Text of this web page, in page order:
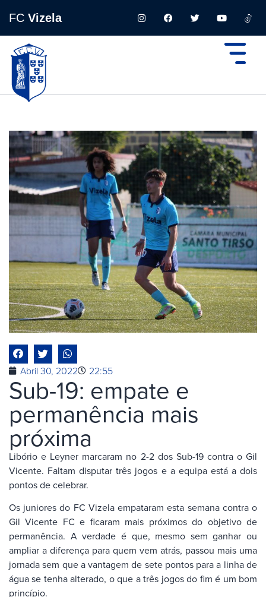
FC Vizela
Abril 30, 2022 22:55
Sub-19: empate e
permanência mais
próxima
Libório e Leyner marcaram no 2-2 dos Sub-19 contra o Gil
Vicente. Faltam disputar três jogos e a equipa está a dois
pontos de celebrar.
Os juniores do FC Vizela empataram esta semana contra o
Gil Vicente FC e ficaram mais próximos do objetivo de
permanência. A verdade é que, mesmo sem ganhar ou
ampliar a diferença para quem vem atrás, passou mais uma
jornada sem que a vantagem de sete pontos para a linha de
água se tenha alterado, o que a três jogos do fim é um bom
princípio.